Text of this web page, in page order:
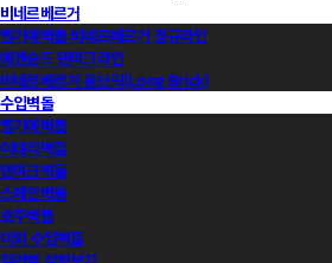
비네르베르거
벨기에벽돌 비네르베르거 정규라인
에겐순드 덴마크라인
비네르베르거 롱브릭(Long Brick)
수입벽돌
벨기에벽돌
이태리벽돌
덴마크벽돌
스페인벽돌
호주벽돌
이외 수입벽돌